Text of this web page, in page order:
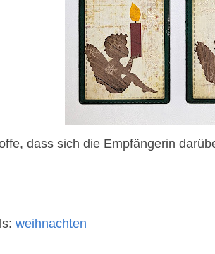
dass sich die Empfängerin
weihnachten